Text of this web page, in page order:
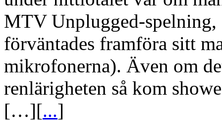
MTV Unplugged-
förväntades framföra sitt
mikrofonerna). Även om
renlärigheten så kom
[…][...]